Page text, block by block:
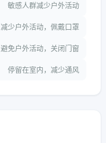
敏感人群减少户外活动
减少户外活动，佩戴口罩
避免户外活动，关闭门窗
停留在室内，减少通风